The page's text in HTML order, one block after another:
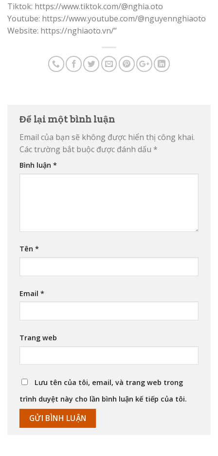
Tiktok: https://www.tiktok.com/@nghia.oto
Youtube: https://www.youtube.com/@nguyennghiaoto
Website: https://nghiaoto.vn/”
Để lại một bình luận
Email của bạn sẽ không được hiển thị công khai.
Các trường bắt buộc được đánh dấu *
Bình luận *
Tên *
Email *
Trang web
Lưu tên của tôi, email, và trang web trong
trình duyệt này cho lần bình luận kế tiếp của tôi.